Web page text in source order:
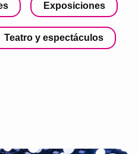
Exposiciones
Teatro y espectáculos